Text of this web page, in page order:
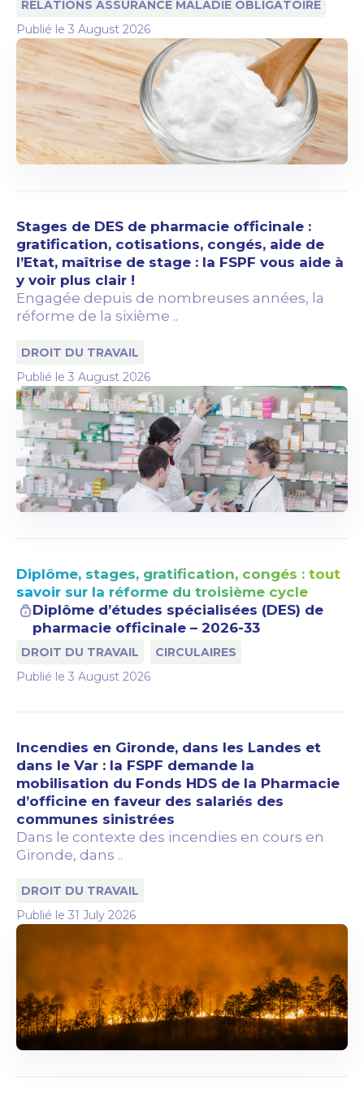
RELATIONS ASSURANCE MALADIE OBLIGATOIRE
Publié le 3 August 2026
Stages de DES de pharmacie officinale :
gratification, cotisations, congés, aide de
l’Etat, maîtrise de stage : la FSPF vous aide à
y voir plus clair !
Engagée depuis de nombreuses années, la
réforme de la sixième ..
DROIT DU TRAVAIL
Publié le 3 August 2026
Diplôme, stages, gratification, congés : tout
savoir sur la réforme du troisième cycle
Diplôme d’études spécialisées (DES) de
pharmacie officinale – 2026-33
DROIT DU TRAVAIL
CIRCULAIRES
Publié le 3 August 2026
Incendies en Gironde, dans les Landes et
dans le Var : la FSPF demande la
mobilisation du Fonds HDS de la Pharmacie
d’officine en faveur des salariés des
communes sinistrées
Dans le contexte des incendies en cours en
Gironde, dans ..
DROIT DU TRAVAIL
Publié le 31 July 2026